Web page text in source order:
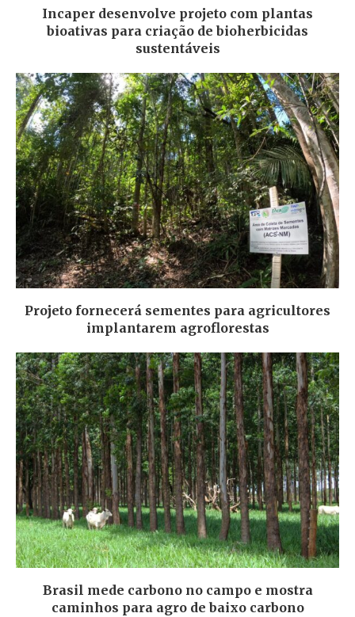
Incaper desenvolve projeto com plantas
bioativas para criação de bioherbicidas
sustentáveis
Projeto fornecerá sementes para agricultores
implantarem agroflorestas
Brasil mede carbono no campo e mostra
caminhos para agro de baixo carbono